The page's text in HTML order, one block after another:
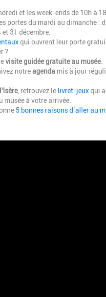
et les week-ends de 10h à
portes du mardi au dimanche
31 décembre.
qui ouvrent leur porte
?
visite guidée gratuite au musée.
notreagenda mis à jour
, retrouvez le livret-jeuxqui
musée à votre arrivée.
5 bonnes raisons d’aller au